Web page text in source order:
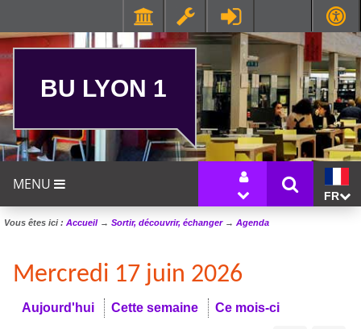
BU LYON 1
MENU
FR
Vous êtes ici : Accueil→ Sortir, découvrir, échanger→ Agenda
Mercredi 17 juin 2026
Aujourd'hui Cette semaine Ce mois-ci